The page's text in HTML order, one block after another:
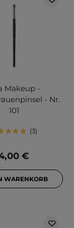
Makeup -
- Nr.
101
3
€
WARENKORB